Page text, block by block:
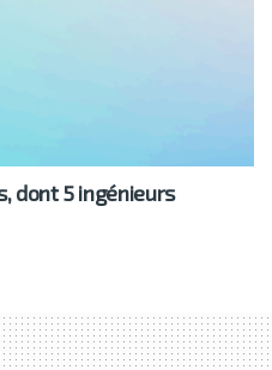
dont 5 ingénieurs